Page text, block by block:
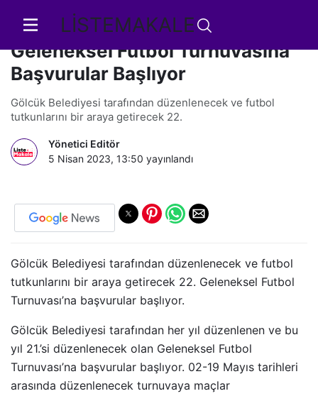
LİSTEMAKALE
Gölcük Belediyesi 22.
Geleneksel Futbol Turnuvasına
Başvurular Başlıyor
Gölcük Belediyesi tarafından düzenlenecek ve futbol
tutkunlarını bir araya getirecek 22.
Yönetici Editör
5 Nisan 2023, 13:50 yayınlandı
Gölcük Belediyesi tarafından düzenlenecek ve futbol
tutkunlarını bir araya getirecek 22. Geleneksel Futbol
Turnuvası’na başvurular başlıyor.
Gölcük Belediyesi tarafından her yıl düzenlenen ve bu
yıl 21.’si düzenlenecek olan Geleneksel Futbol
Turnuvası’na başvurular başlıyor. 02-19 Mayıs tarihleri
arasında düzenlenecek turnuvaya maçlar